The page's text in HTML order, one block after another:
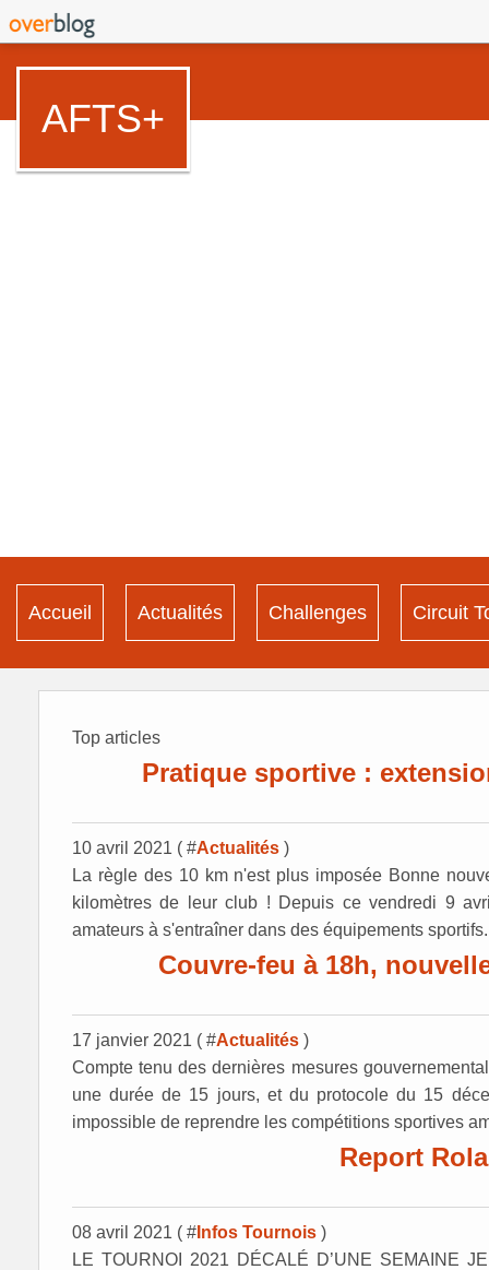
AFTS+
Accueil Actualités Challenges Circuit
Top articles
Pratique sportive :
10 avril 2021 ( #Actualités )
La règle des 10 km n'est plus imposée Bonne
kilomètres de leur club ! Depuis ce vendredi 9
amateurs à s'entraîner dans des équipements
Couvre-feu à 18h,
17 janvier 2021 ( #Actualités )
Compte tenu des dernières mesures
une durée de 15 jours, et du protocole du 15
impossible de reprendre les compétitions sportives
Report
08 avril 2021 ( # Infos Tournois )
LE TOURNOI 2021 DÉCALÉ D’UNE SEMAINE